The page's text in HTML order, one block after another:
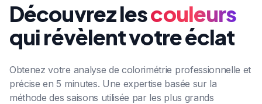
Découvrez lescouleurs
qui révèlent votre éclat
Obtenez votre analyse de colorimétrie professionnelle et
précise en 5 minutes. Une expertise basée sur la
méthode des saisons utilisée par les plus grands